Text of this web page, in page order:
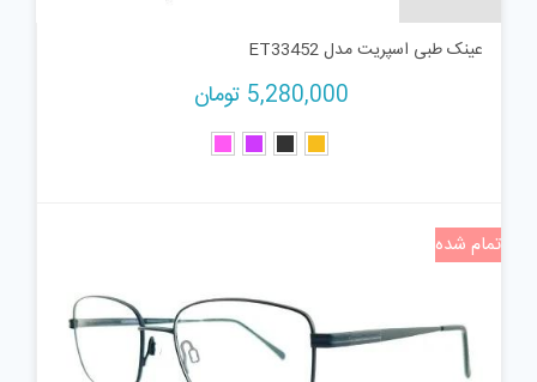
عینک طبی اسپریت مدل ET33452
5,280,000 تومان
تمام شده